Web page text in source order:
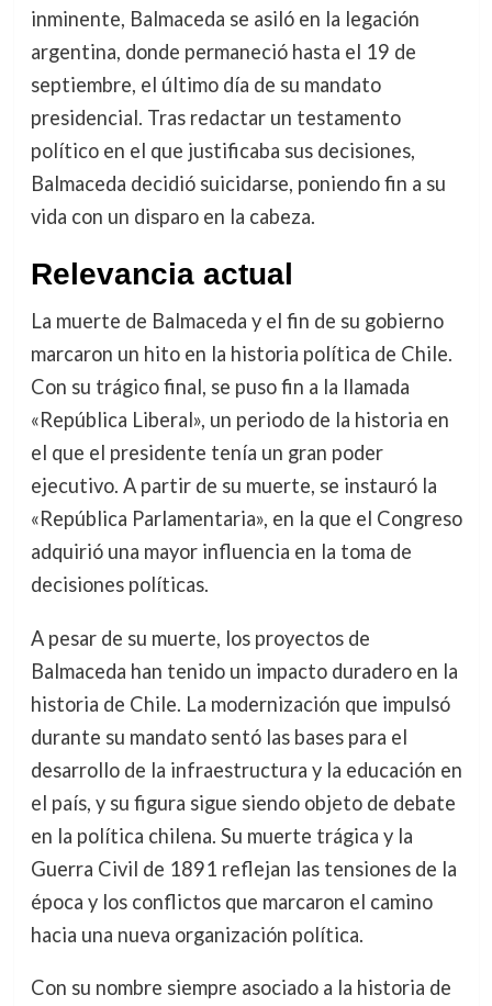
inminente, Balmaceda se asiló en la legación
argentina, donde permaneció hasta el 19 de
septiembre, el último día de su mandato
presidencial. Tras redactar un testamento
político en el que justificaba sus decisiones,
Balmaceda decidió suicidarse, poniendo fin a su
vida con un disparo en la cabeza.
Relevancia actual
La muerte de Balmaceda y el fin de su gobierno
marcaron un hito en la historia política de Chile.
Con su trágico final, se puso fin a la llamada
«República Liberal», un periodo de la historia en
el que el presidente tenía un gran poder
ejecutivo. A partir de su muerte, se instauró la
«República Parlamentaria», en la que el Congreso
adquirió una mayor influencia en la toma de
decisiones políticas.
A pesar de su muerte, los proyectos de
Balmaceda han tenido un impacto duradero en la
historia de Chile. La modernización que impulsó
durante su mandato sentó las bases para el
desarrollo de la infraestructura y la educación en
el país, y su figura sigue siendo objeto de debate
en la política chilena. Su muerte trágica y la
Guerra Civil de 1891 reflejan las tensiones de la
época y los conflictos que marcaron el camino
hacia una nueva organización política.
Con su nombre siempre asociado a la historia de